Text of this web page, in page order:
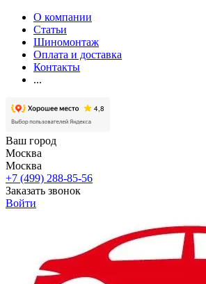
О компании
Статьи
Шиномонтаж
Оплата и доставка
Контакты
...
Ваш город
Москва
Москва
+7 (499) 288-85-56
Заказать звонок
Войти